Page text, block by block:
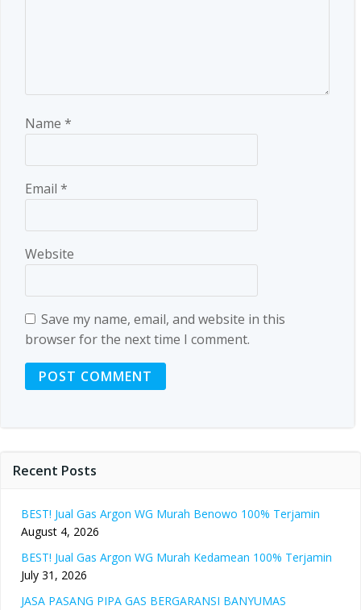
Name *
Email *
Website
Save my name, email, and website in this
browser for the next time I comment.
Recent Posts
BEST! Jual Gas Argon WG Murah Benowo 100% Terjamin
August 4, 2026
BEST! Jual Gas Argon WG Murah Kedamean 100% Terjamin
July 31, 2026
JASA PASANG PIPA GAS BERGARANSI BANYUMAS